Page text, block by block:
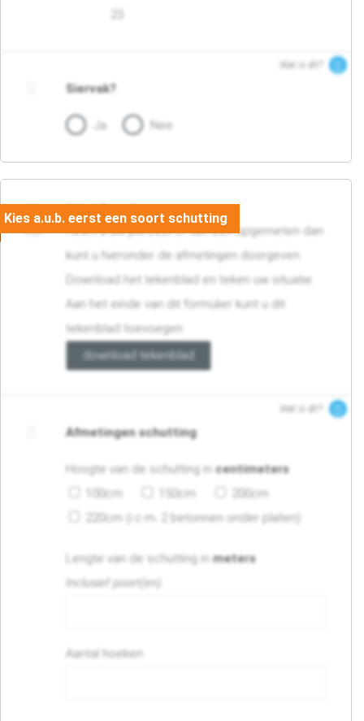
Wat is dit?
Siervak?
Ja Nee
04. Afmetingen
Heeft u uw perceel of tuin zelf opgemeten dan
kunt u hieronder de afmetingen doorgeven.
Download het tekenblad en teken uw situatie.
Aan het einde van dit formulier kunt u dit
tekenblad toevoegen
download tekenblad
Wat is dit?
Afmetingen schutting
Hoogte van de schutting incentimeters
100cm
150cm
200cm
220cm (i.c.m. 2 betonnen onder platen)
Lengte van de schutting inmeters
Inclusief poort(en)
Aantal hoeken